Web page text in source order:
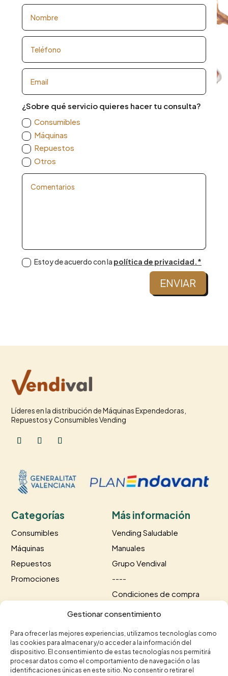
Gestionar consentimiento
Para ofrecer las mejores experiencias, utilizamos tecnologías como
las cookies para almacenar y/o acceder a la información del
dispositivo. El consentimiento de estas tecnologías nos permitirá
procesar datos como el comportamiento de navegación o las
identificaciones únicas en este sitio. No consentir o retirar el
¿Sobre qué servicio quieres hacer tu consulta?
Consumibles
Máquinas
Repuestos
Otros
Estoy de acuerdo con la política de privacidad.*
ENVIAR
Líderes en la distribución de Máquinas Expendedoras,
Repuestos y Consumibles Vending
Categorías
Consumibles
Máquinas
Repuestos
Promociones
Más información
Vending Saludable
Manuales
Grupo Vendival
----
Condiciones de compra
Información de envío
Contacto
 +34 963 75 20 40  +34 615 35 50 96